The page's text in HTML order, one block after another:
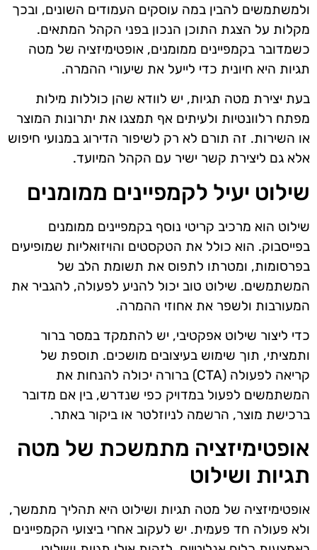
ולמשתמשים להבין במה עוסקים העמודים השונים, ובכך
מקלות על הצגת התוכן הנכון בפני הקהל המתאים.
כשמדובר בקמפיינים ממומנים, אופטימיזציה של מטה
תגיות היא חיונית כדי לייעל את שיעורי ההמרה.
בעת יצירת מטה תגיות, יש לוודא שהן כוללות מילות
מפתח רלוונטיות ולעיתים אף תמצגו את יתרונות המוצר
או השירות. זה תורם לא רק לשיפור הדירוג במנועי חיפוש
אלא גם ליצירת קשר ישיר עם הקהל המיועד.
שילוט יעיל לקמפיינים ממומנים
שילוט הוא מרכיב קריטי נוסף בקמפיינים ממומנים
בפייסבוק. הוא כולל את הטקסטים והויזואליות שמופיעים
בפרסומות, ומטרתו לתפוס את תשומת הלב של
המשתמשים. שילוט טוב יכול להניע לפעולה, להגביר את
המעורבות ולשפר את אחוזי ההמרה.
כדי ליצור שילוט אפקטיבי, יש להתמקד במסר ברור
ותמציתי, תוך שימוש בעיצובים מושכים. תוספת של
קריאה לפעולה (CTA) ברורה יכולה להנחות את
המשתמשים לפעול במדויק כפי שנדרש, בין אם מדובר
ברכישת מוצר, הרשמה לניוזלטר או ביקור באתר.
אופטימיזציה מתמשכת של מטה
תגיות ושילוט
אופטימיזציה של מטה תגיות ושילוט היא תהליך מתמשך,
ולא פעולה חד פעמית. יש לעקוב אחרי ביצועי הקמפיינים